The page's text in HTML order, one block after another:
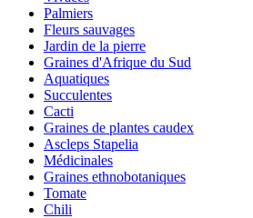
Palmiers
Fleurs sauvages
Jardin de la pierre
Graines d'Afrique du Sud
Aquatiques
Succulentes
Cacti
Graines de plantes caudex
Ascleps Stapelia
Médicinales
Graines ethnobotaniques
Tomate
Chili